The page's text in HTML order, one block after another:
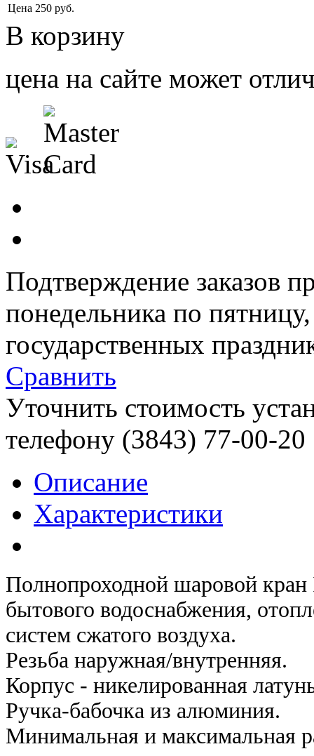
Цена 250 руб.
В корзину
цена на сайте может
Подтверждение заказов
понедельника по
государственных
Сравнить
Уточнить стоимость
телефону (3843) 77-00-20
Описание
Характеристики
Полнопроходной шаровой
бытового водоснабжения,
систем сжатого воздуха.
Резьба наружная/внутренняя.
Корпус - никелированная
Ручка-бабочка из алюминия.
Минимальная и максимальная